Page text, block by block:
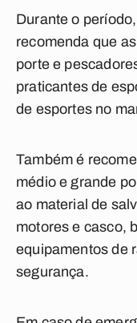
Durante o
recomenda que
porte e
praticantes de
de esportes no
Também é
médio e grande
ao material de
motores e casco,
equipamentos de
segurança.